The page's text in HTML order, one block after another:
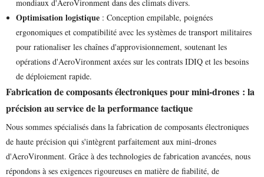
mondiaux d'AeroVironment dans des climats divers.
Optimisation logistique: Conception empilable, poignées
ergonomiques et compatibilité avec les systèmes de transport militaires
pour rationaliser les chaînes d'approvisionnement, soutenant les
opérations d'AeroVironment axées sur les contrats IDIQ et les besoins
de déploiement rapide.
Fabrication de composants électroniques pour mini-drones : la
précision au service de la performance tactique
Nous sommes spécialisés dans la fabrication de composants électroniques
de haute précision qui s'intègrent parfaitement aux mini-drones
d'AeroVironment. Grâce à des technologies de fabrication avancées, nous
répondons à ses exigences rigoureuses en matière de fiabilité, de